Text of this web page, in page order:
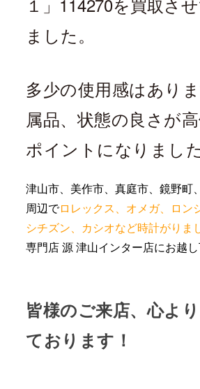
ました。
多少の使用感はあり
属品、状態の良さが
ポイントになりました
津山市、美作市、真庭市、鏡野町
周辺でロレックス、オメガ、ロン
シチズン、カシオなど時計がりま
専門店 源 津山インター店にお越し
皆様のご来店、心よ
ております！